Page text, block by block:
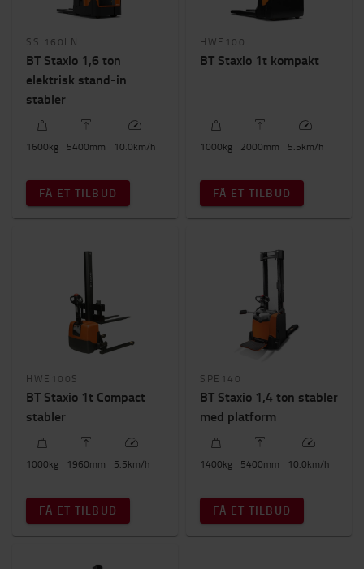
SSI160LN
BT Staxio 1,6 ton
elektrisk stand-in
stabler
1600kg 5400mm 10.0km/h
FÅ ET TILBUD
HWE100
BT Staxio 1t kompakt
1000kg 2000mm 5.5km/h
FÅ ET TILBUD
HWE100S
BT Staxio 1t Compact
stabler
1000kg 1960mm 5.5km/h
FÅ ET TILBUD
SPE140
BT Staxio 1,4 ton stabler
med platform
1400kg 5400mm 10.0km/h
FÅ ET TILBUD